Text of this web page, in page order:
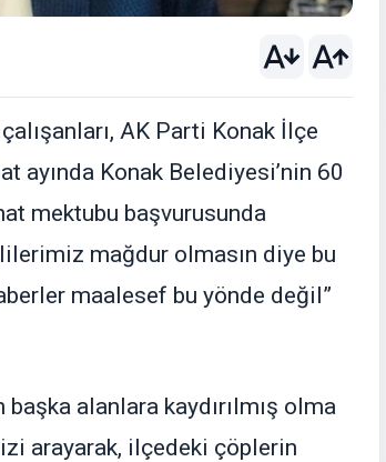
AK Parti Konak İlçe
ayında Konak Belediyesi’nin 60
mektubu başvurusunda
mağdur olmasın diye bu
maalesef bu yönde değil”
başka alanlara kaydırılmış olma
arayarak, ilçedeki çöplerin